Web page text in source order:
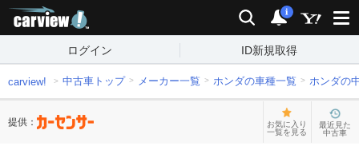
検索 通知
i
ログイン ID新規取得
carview! 中古車トップ メーカー一覧 ホンダの車種一覧 ホンダの
提供：
お気に入り
一覧を見る
最近見た
中古車